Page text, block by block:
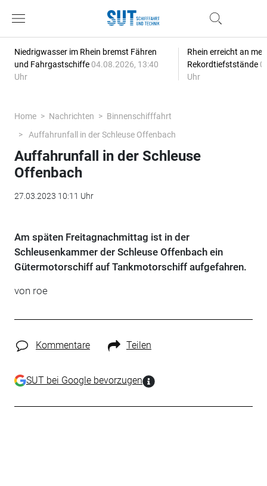
Niedrigwasser im Rhein bremst Fähren
und Fahrgastschiffe 04.08.2026, 13:40
Uhr
Rhein erreicht an
Rekordtiefststände
Uhr
Home Nachrichten
Binnenschifffahrt
Auffahrunfall in der Schleuse Offenbach
Auffahrunfall in der Schleuse
Offenbach
27.03.2023 10:11 Uhr
Am späten Freitagnachmittag ist in der
Schleusenkammer der Schleuse Offenbach ein
Gütermotorschiff auf Tankmotorschiff aufgefahren.
von roe
Kommentare Teilen
SUT bei Google bevorzugen